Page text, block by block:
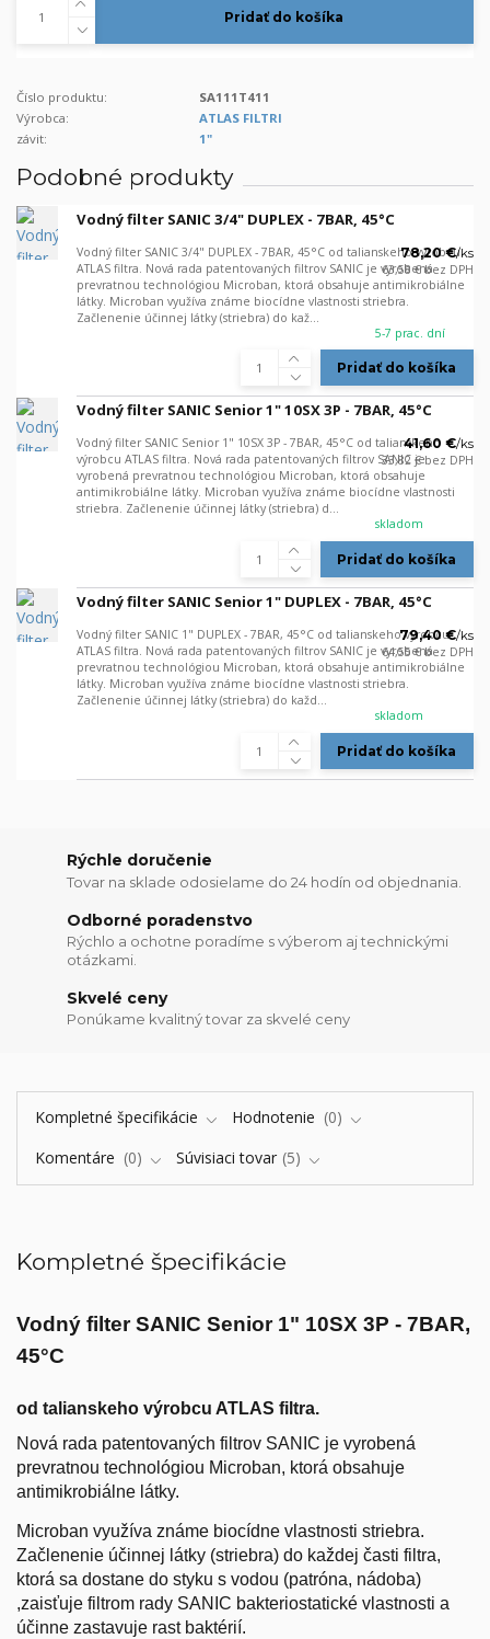
Pridať do košíka
Číslo produktu:
SA111T411
Výrobca:
ATLAS FILTRI
závit:
1"
Podobné produkty
Vodný filter SANIC 3/4" DUPLEX - 7BAR, 45°C
Vodný filter SANIC 3/4" DUPLEX - 7BAR, 45°C od talianskeho výrobcu
ATLAS filtra. Nová rada patentovaných filtrov SANIC je vyrobená
prevratnou technológiou Microban, ktorá obsahuje antimikrobiálne
látky. Microban využíva známe biocídne vlastnosti striebra.
Začlenenie účinnej látky (striebra) do kaž...
78,20 €/ks
63,58 €bez DPH
5-7 prac. dní
Pridať do košíka
Vodný filter SANIC Senior 1" 10SX 3P - 7BAR, 45°C
Vodný filter SANIC Senior 1" 10SX 3P - 7BAR, 45°C od talianskeho
výrobcu ATLAS filtra. Nová rada patentovaných filtrov SANIC je
vyrobená prevratnou technológiou Microban, ktorá obsahuje
antimikrobiálne látky. Microban využíva známe biocídne vlastnosti
striebra. Začlenenie účinnej látky (striebra) d...
41,60 €/ks
33,82 €bez DPH
skladom
Pridať do košíka
Vodný filter SANIC Senior 1" DUPLEX - 7BAR, 45°C
Vodný filter SANIC 1" DUPLEX - 7BAR, 45°C od talianskeho výrobcu
ATLAS filtra. Nová rada patentovaných filtrov SANIC je vyrobená
prevratnou technológiou Microban, ktorá obsahuje antimikrobiálne
látky. Microban využíva známe biocídne vlastnosti striebra.
Začlenenie účinnej látky (striebra) do každ...
79,40 €/ks
64,55 €bez DPH
skladom
Pridať do košíka
Rýchle doručenie
Tovar na sklade odosielame do 24 hodín od objednania.
Odborné poradenstvo
Rýchlo a ochotne poradíme s výberom aj technickými
otázkami.
Skvelé ceny
Ponúkame kvalitný tovar za skvelé ceny
Kompletné špecifikácie Hodnotenie
0
Komentáre
0 Súvisiaci tovar 5
Kompletné špecifikácie
Vodný filter SANIC Senior 1" 10SX 3P - 7BAR,
45°C
od talianskeho výrobcu ATLAS filtra.
Nová rada patentovaných filtrov SANIC je vyrobená
prevratnou technológiou Microban, ktorá obsahuje
antimikrobiálne látky.
Microban využíva známe biocídne vlastnosti striebra.
Začlenenie účinnej látky (striebra) do každej časti filtra,
ktorá sa dostane do styku s vodou (patróna, nádoba)
,zaisťuje filtrom rady SANIC bakteriostatické vlastnosti a
účinne zastavuje rast baktérií.